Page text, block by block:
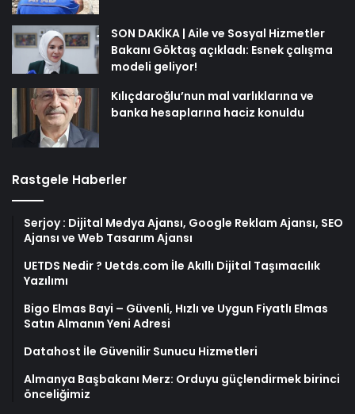
SON DAKİKA | Aile ve Sosyal Hizmetler
Bakanı Göktaş açıkladı: Esnek çalışma
modeli geliyor!
Kılıçdaroğlu’nun mal varlıklarına ve
banka hesaplarına haciz konuldu
Rastgele Haberler
Serjoy : Dijital Medya Ajansı, Google Reklam Ajansı, SEO
Ajansı ve Web Tasarım Ajansı
UETDS Nedir ? Uetds.com İle Akıllı Dijital Taşımacılık
Yazılımı
Bigo Elmas Bayi – Güvenli, Hızlı ve Uygun Fiyatlı Elmas
Satın Almanın Yeni Adresi
Datahost İle Güvenilir Sunucu Hizmetleri
Almanya Başbakanı Merz: Orduyu güçlendirmek birinci
önceliğimiz